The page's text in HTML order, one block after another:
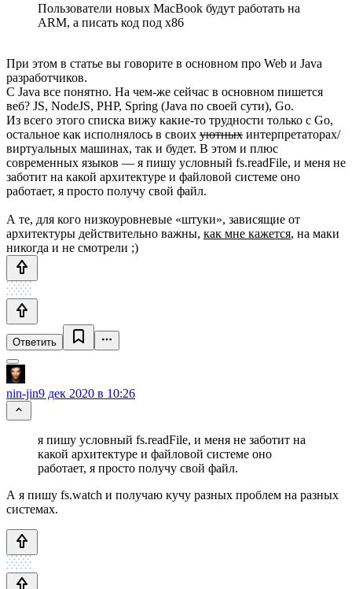
Пользователи новых MacBook будут работать на
ARM, а писать код под x86
При этом в статье вы говорите в основном про Web и Java
разработчиков.
С Java все понятно. На чем-же сейчас в основном пишется
веб? JS, NodeJS, PHP, Spring (Java по своей сути), Go.
Из всего этого списка вижу какие-то трудности только с Go,
остальное как исполнялось в своих уютных интерпретаторах/
виртуальных машинах, так и будет. В этом и плюс
современных языков — я пишу условный fs.readFile, и меня не
заботит на какой архитектуре и файловой системе оно
работает, я просто получу свой файл.
А те, для кого низкоуровневые «штуки», зависящие от
архитектуры действительно важны, как мне кажется, на маки
никогда и не смотрели ;)
Ответить
nin-jin9 дек 2020 в 10:26
я пишу условный fs.readFile, и меня не заботит на
какой архитектуре и файловой системе оно
работает, я просто получу свой файл.
А я пишу fs.watch и получаю кучу разных проблем на разных
системах.